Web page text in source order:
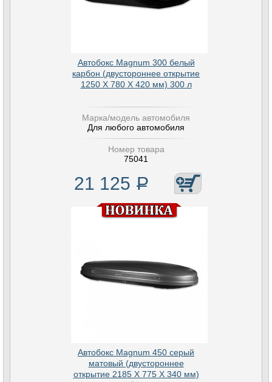
Автобокс Magnum 300 белый
карбон (двустороннее открытие
1250 Х 780 Х 420 мм) 300 л
Марка/модель автомобиля
Для любого автомобиля
Номер товара
75041
21 125 Р
Автобокс Magnum 450 серый
матовый (двустороннее
открытие 2185 Х 775 Х 340 мм)